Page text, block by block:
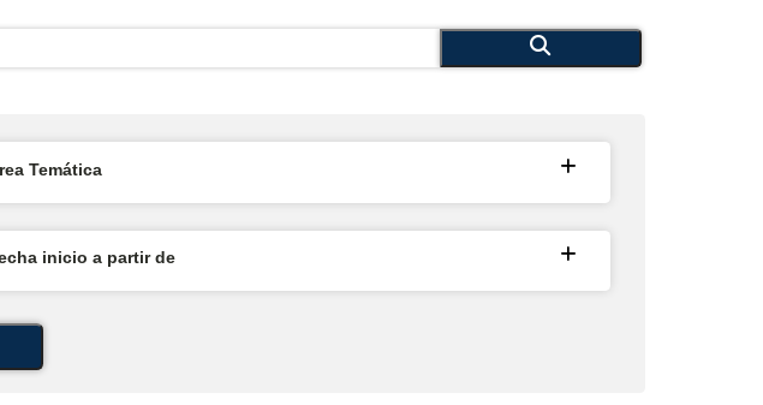
Temática
inicio a partir de